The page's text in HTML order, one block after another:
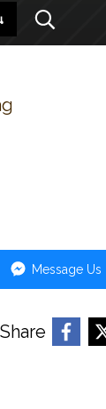
Message Us
Share